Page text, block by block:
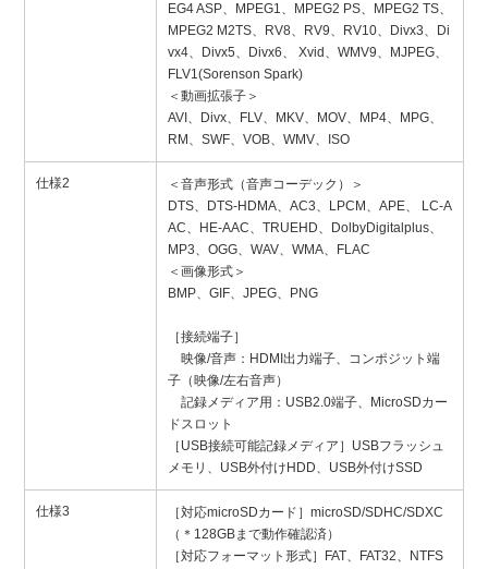
EG4 ASP、MPEG1、MPEG2 PS、MPEG2 TS、
MPEG2 M2TS、RV8、RV9、RV10、Divx3、Di
vx4、Divx5、Divx6、 Xvid、WMV9、MJPEG、
FLV1(Sorenson Spark)
＜動画拡張子＞
AVI、Divx、FLV、MKV、MOV、MP4、MPG、
RM、SWF、VOB、WMV、ISO
仕様2
＜音声形式（音声コーデック）＞
DTS、DTS-HDMA、AC3、LPCM、APE、 LC-A
AC、HE-AAC、TRUEHD、DolbyDigitalplus、
MP3、OGG、WAV、WMA、FLAC
＜画像形式＞
BMP、GIF、JPEG、PNG
［接続端子］
映像/音声：HDMI出力端子、コンポジット端
子（映像/左右音声）
記録メディア用：USB2.0端子、MicroSDカー
ドスロット
［USB接続可能記録メディア］USBフラッシュ
メモリ、USB外付けHDD、USB外付けSSD
仕様3
［対応microSDカード］microSD/SDHC/SDXC
（＊128GBまで動作確認済）
［対応フォーマット形式］FAT、FAT32、NTFS